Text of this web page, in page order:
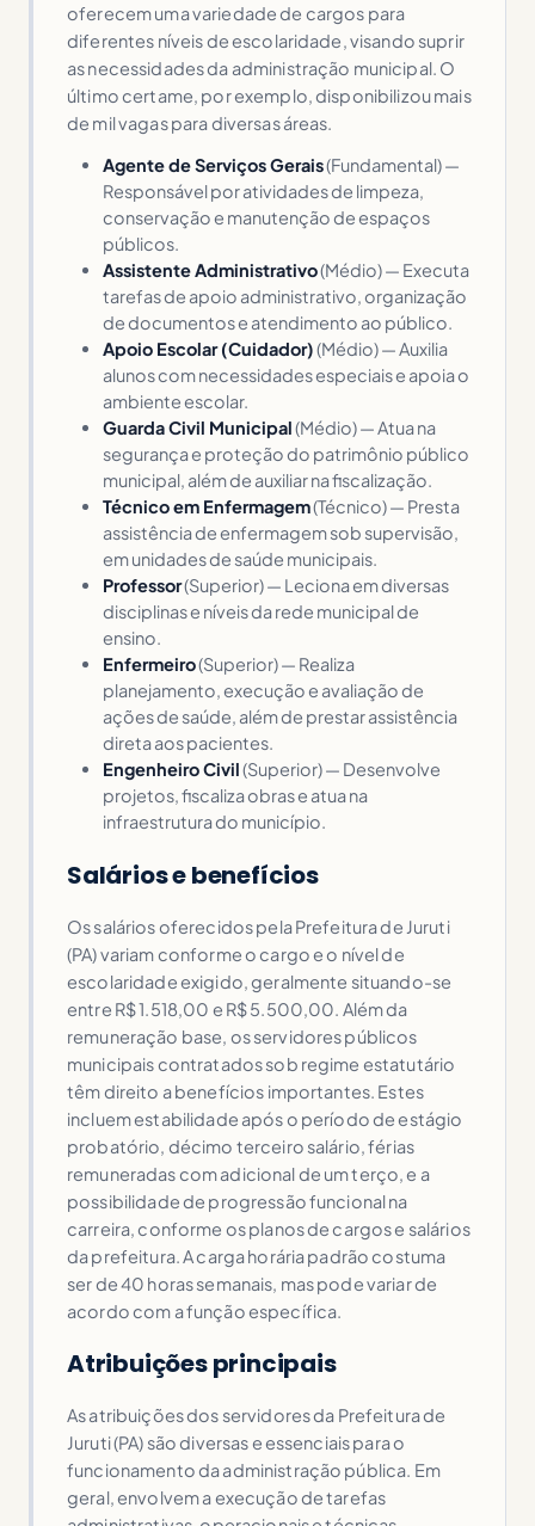
oferecem uma variedade de cargos para
diferentes níveis de escolaridade, visando suprir
as necessidades da administração municipal. O
último certame, por exemplo, disponibilizou mais
de mil vagas para diversas áreas.
Agente de Serviços Gerais(Fundamental) —
Responsável por atividades de limpeza,
conservação e manutenção de espaços
públicos.
Assistente Administrativo(Médio) — Executa
tarefas de apoio administrativo, organização
de documentos e atendimento ao público.
Apoio Escolar (Cuidador)(Médio) — Auxilia
alunos com necessidades especiais e apoia o
ambiente escolar.
Guarda Civil Municipal(Médio) — Atua na
segurança e proteção do patrimônio público
municipal, além de auxiliar na fiscalização.
Técnico em Enfermagem(Técnico) — Presta
assistência de enfermagem sob supervisão,
em unidades de saúde municipais.
Professor(Superior) — Leciona em diversas
disciplinas e níveis da rede municipal de
ensino.
Enfermeiro(Superior) — Realiza
planejamento, execução e avaliação de
ações de saúde, além de prestar assistência
direta aos pacientes.
Engenheiro Civil(Superior) — Desenvolve
projetos, fiscaliza obras e atua na
infraestrutura do município.
Salários e benefícios
Os salários oferecidos pela Prefeitura de Juruti
(PA) variam conforme o cargo e o nível de
escolaridade exigido, geralmente situando-se
entre R$ 1.518,00 e R$ 5.500,00. Além da
remuneração base, os servidores públicos
municipais contratados sob regime estatutário
têm direito a benefícios importantes. Estes
incluem estabilidade após o período de estágio
probatório, décimo terceiro salário, férias
remuneradas com adicional de um terço, e a
possibilidade de progressão funcional na
carreira, conforme os planos de cargos e salários
da prefeitura. A carga horária padrão costuma
ser de 40 horas semanais, mas pode variar de
acordo com a função específica.
Atribuições principais
As atribuições dos servidores da Prefeitura de
Juruti (PA) são diversas e essenciais para o
funcionamento da administração pública. Em
geral, envolvem a execução de tarefas